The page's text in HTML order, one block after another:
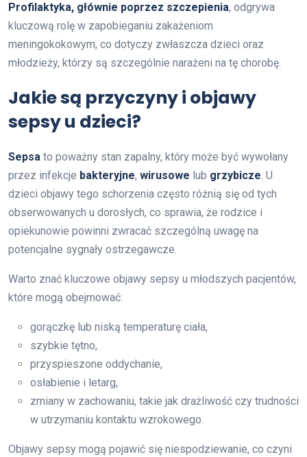
Profilaktyka, głównie poprzez szczepienia, odgrywa
kluczową rolę w zapobieganiu zakażeniom
meningokokowym, co dotyczy zwłaszcza dzieci oraz
młodzieży, którzy są szczególnie narażeni na tę chorobę.
Jakie są przyczyny i objawy
sepsy u dzieci?
Sepsa to poważny stan zapalny, który może być wywołany
przez infekcje bakteryjne, wirusowe lub grzybicze. U
dzieci objawy tego schorzenia często różnią się od tych
obserwowanych u dorosłych, co sprawia, że rodzice i
opiekunowie powinni zwracać szczególną uwagę na
potencjalne sygnały ostrzegawcze.
Warto znać kluczowe objawy sepsy u młodszych pacjentów,
które mogą obejmować:
gorączkę lub niską temperaturę ciała,
szybkie tętno,
przyspieszone oddychanie,
osłabienie i letarg,
zmiany w zachowaniu, takie jak drażliwość czy trudności
w utrzymaniu kontaktu wzrokowego.
Objawy sepsy mogą pojawić się niespodziewanie, co czyni